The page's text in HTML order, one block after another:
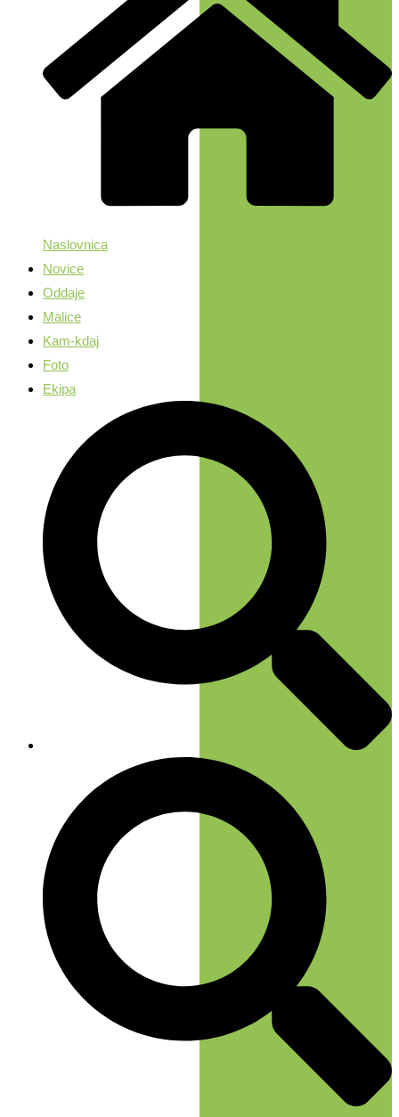
Naslovnica
Novice
Oddaje
Malice
Kam-kdaj
Foto
Ekipa